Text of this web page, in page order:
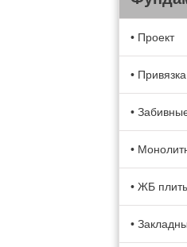
• Проект
•
•
•
• ЖБ
•